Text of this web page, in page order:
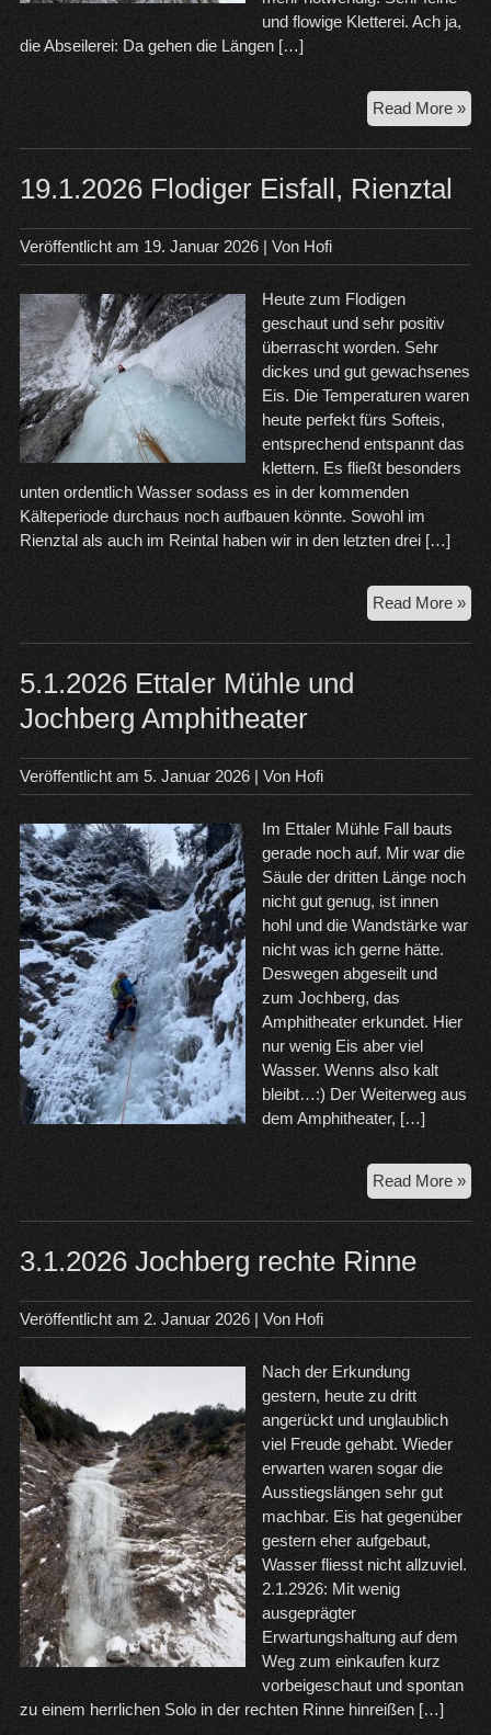
und flowige Kletterei. Ach ja,
die Abseilerei: Da gehen die Längen […]
Read More »
19.1.2026 Flodiger Eisfall, Rienztal
Veröffentlicht am 19. Januar 2026| Von Hofi
Heute zum Flodigen
geschaut und sehr positiv
überrascht worden. Sehr
dickes und gut gewachsenes
Eis. Die Temperaturen waren
heute perfekt fürs Softeis,
entsprechend entspannt das
klettern. Es fließt besonders
unten ordentlich Wasser sodass es in der kommenden
Kälteperiode durchaus noch aufbauen könnte. Sowohl im
Rienztal als auch im Reintal haben wir in den letzten drei […]
Read More »
5.1.2026 Ettaler Mühle und
Jochberg Amphitheater
Veröffentlicht am 5. Januar 2026| Von Hofi
Im Ettaler Mühle Fall bauts
gerade noch auf. Mir war die
Säule der dritten Länge noch
nicht gut genug, ist innen
hohl und die Wandstärke war
nicht was ich gerne hätte.
Deswegen abgeseilt und
zum Jochberg, das
Amphitheater erkundet. Hier
nur wenig Eis aber viel
Wasser. Wenns also kalt
bleibt…:) Der Weiterweg aus
dem Amphitheater, […]
Read More »
und
3.1.2026 Jochberg rechte Rinne
Veröffentlicht am 2. Januar 2026| Von Hofi
Nach der Erkundung
gestern, heute zu dritt
angerückt und unglaublich
viel Freude gehabt. Wieder
erwarten waren sogar die
Ausstiegslängen sehr gut
machbar. Eis hat gegenüber
gestern eher aufgebaut,
Wasser fliesst nicht allzuviel.
2.1.2926: Mit wenig
ausgeprägter
Erwartungshaltung auf dem
Weg zum einkaufen kurz
vorbeigeschaut und spontan
zu einem herrlichen Solo in der rechten Rinne hinreißen […]